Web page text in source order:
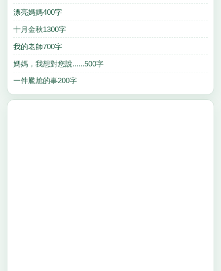
漂亮媽媽400字
十月金秋1300字
我的老師700字
媽媽，我想對您說......500字
一件尷尬的事200字